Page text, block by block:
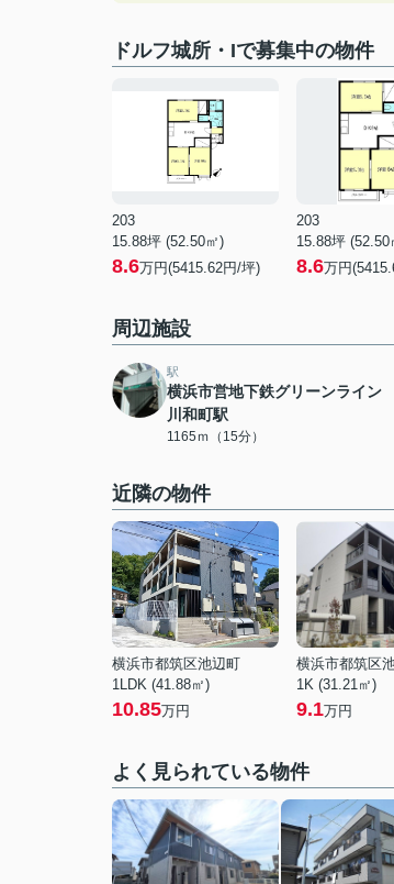
ドルフ城所・Iで募集中の物件
203
15.88坪 (52.50㎡)
8.6万円(5415.62円/坪)
203
15.88坪 (52.50
8.6万円
周辺施設
駅
横浜市営地下鉄グリーンライン
川和町駅
1165ｍ（15分）
近隣の物件
横浜市都筑区池辺町
1LDK (41.88㎡)
10.85万円
横浜市都筑区
1K (31.21㎡)
9.1万円
よく見られている物件